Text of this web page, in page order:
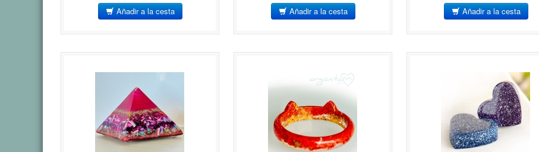
Añadir a la cesta Añadir a la cesta Añadir a la cesta